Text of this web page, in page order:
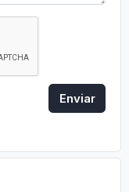
Enviar